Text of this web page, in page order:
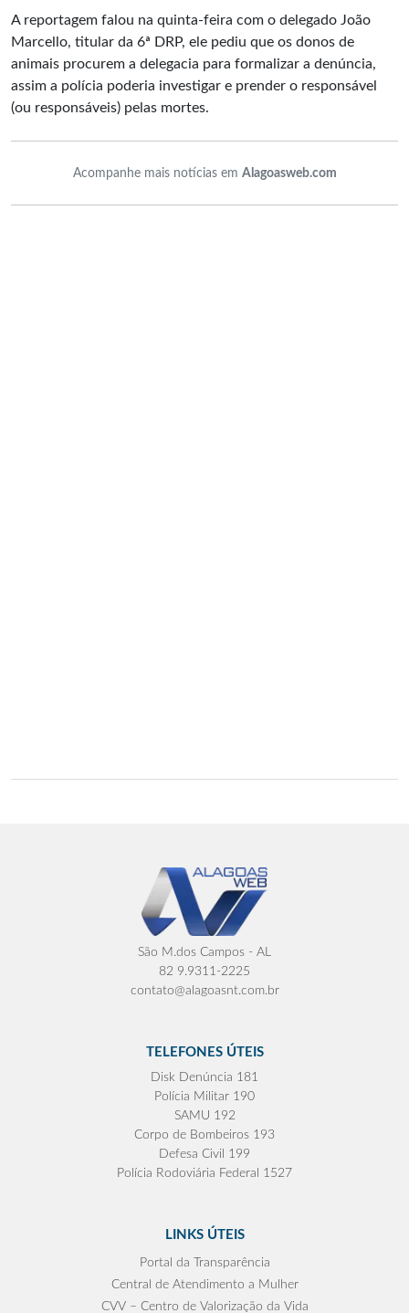
A reportagem falou na quinta-feira com o delegado João
Marcello, titular da 6ª DRP, ele pediu que os donos de
animais procurem a delegacia para formalizar a denúncia,
assim a polícia poderia investigar e prender o responsável
(ou responsáveis) pelas mortes.
Acompanhe mais notícias em Alagoasweb.com
São M.dos Campos - AL
82 9.9311-2225
contato@alagoasnt.com.br
TELEFONES ÚTEIS
Disk Denúncia 181
Polícia Militar 190
SAMU 192
Corpo de Bombeiros 193
Defesa Civil 199
Polícia Rodoviária Federal 1527
LINKS ÚTEIS
Portal da Transparência
Central de Atendimento a Mulher
CVV – Centro de Valorização da Vida